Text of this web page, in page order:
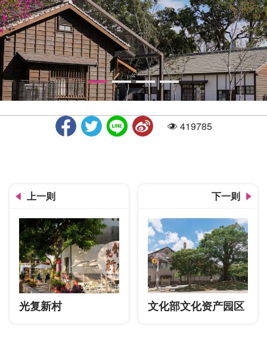
人气419785
上一则
光复新村
下一则
文化部文化资产园区